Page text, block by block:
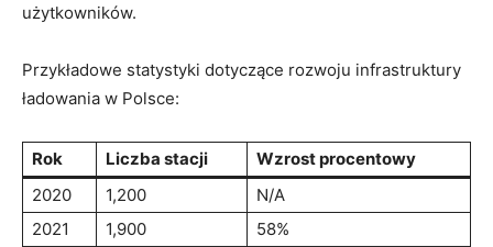
użytkowników.
Przykładowe statystyki dotyczące rozwoju‌ infrastruktury
ładowania w Polsce:
Rok Liczba stacji
Wzrost procentowy
2020
1,200
N/A
2021
1,900
58%